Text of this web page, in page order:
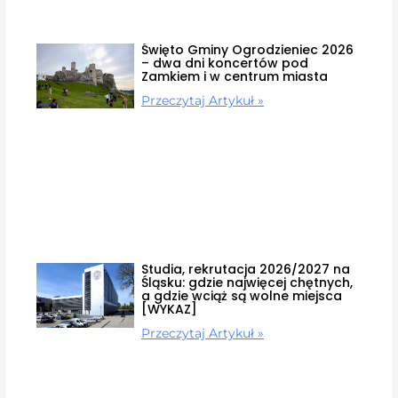
Święto Gminy Ogrodzieniec 2026
– dwa dni koncertów pod
Zamkiem i w centrum miasta
Przeczytaj Artykuł »
Studia, rekrutacja 2026/2027 na
Śląsku: gdzie najwięcej chętnych,
a gdzie wciąż są wolne miejsca
[WYKAZ]
Przeczytaj Artykuł »